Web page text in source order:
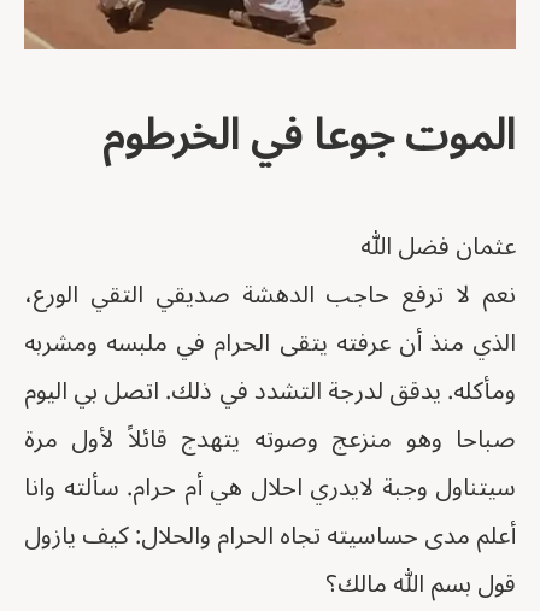
الموت جوعا في الخرطوم
عثمان فضل الله
نعم لا ترفع حاجب الدهشة صديقي التقي الورع،
الذي منذ أن عرفته يتقى الحرام في ملبسه ومشربه
ومأكله. يدقق لدرجة التشدد في ذلك. اتصل بي اليوم
صباحا وهو منزعج وصوته يتهدج قائلاً لأول مرة
سيتناول وجبة لايدري احلال هي أم حرام. سألته وانا
أعلم مدى حساسيته تجاه الحرام والحلال: كيف يازول
قول بسم الله مالك؟